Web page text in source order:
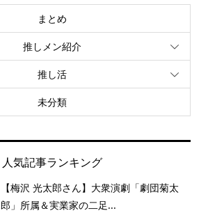
まとめ
推しメン紹介
推し活
未分類
人気記事ランキング
【梅沢 光太郎さん】大衆演劇「劇団菊太
郎」所属＆実業家の二足...